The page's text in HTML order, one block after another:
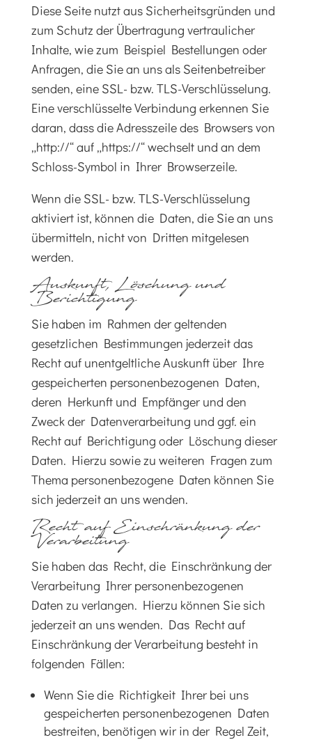
Diese Seite nutzt aus Sicherheitsgründen und
zum Schutz der Übertragung vertraulicher
Inhalte, wie zum Beispiel Bestellungen oder
Anfragen, die Sie an uns als Seitenbetreiber
senden, eine SSL- bzw. TLS-Verschlüsselung.
Eine verschlüsselte Verbindung erkennen Sie
daran, dass die Adresszeile des Browsers von
„http://“ auf „https://“ wechselt und an dem
Schloss-Symbol in Ihrer Browserzeile.
Wenn die SSL- bzw. TLS-Verschlüsselung
aktiviert ist, können die Daten, die Sie an uns
übermitteln, nicht von Dritten mitgelesen
werden.
Auskunft, Löschung und
Berichtigung
Sie haben im Rahmen der geltenden
gesetzlichen Bestimmungen jederzeit das
Recht auf unentgeltliche Auskunft über Ihre
gespeicherten personenbezogenen Daten,
deren Herkunft und Empfänger und den
Zweck der Datenverarbeitung und ggf. ein
Recht auf Berichtigung oder Löschung dieser
Daten. Hierzu sowie zu weiteren Fragen zum
Thema personenbezogene Daten können Sie
sich jederzeit an uns wenden.
Recht auf Einschränkung der
Verarbeitung
Sie haben das Recht, die Einschränkung der
Verarbeitung Ihrer personenbezogenen
Daten zu verlangen. Hierzu können Sie sich
jederzeit an uns wenden. Das Recht auf
Einschränkung der Verarbeitung besteht in
folgenden Fällen:
Wenn Sie die Richtigkeit Ihrer bei uns
gespeicherten personenbezogenen Daten
bestreiten, benötigen wir in der Regel Zeit,